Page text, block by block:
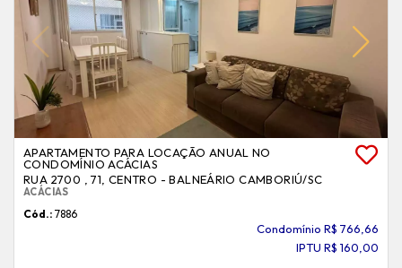
APARTAMENTO PARA LOCAÇÃO ANUAL NO
CONDOMÍNIO ACÁCIAS
RUA 2700 , 71, CENTRO - BALNEÁRIO CAMBORIÚ/SC
ACÁCIAS
Cód.: 7886
Condomínio R$ 766,66
IPTU R$ 160,00